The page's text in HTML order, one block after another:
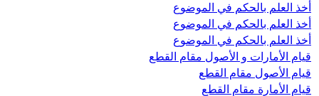
أخذ العلم بالحکم في الموضوع
أخذ العلم بالحکم في الموضوع
أخذ العلم بالحکم في الموضوع
قيام الأمارات و الأصول مقام القطع
قيام الأصول مقام القطع
قيام الأمارة مقام القطع